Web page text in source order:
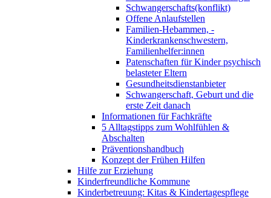
Schwangerschafts(konflikt)
Offene Anlaufstellen
Familien-Hebammen, -
Kinderkrankenschwestern,
Familienhelfer:innen
Patenschaften für Kinder psychisch
belasteter Eltern
Gesundheitsdienstanbieter
Schwangerschaft, Geburt und die
erste Zeit danach
Informationen für Fachkräfte
5 Alltagstipps zum Wohlfühlen &
Abschalten
Präventionshandbuch
Konzept der Frühen Hilfen
Hilfe zur Erziehung
Kinderfreundliche Kommune
Kinderbetreuung: Kitas & Kindertagespflege